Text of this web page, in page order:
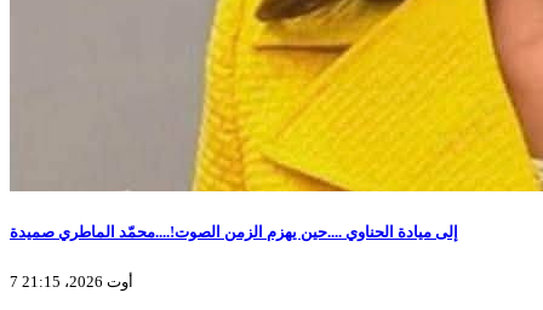
إلى ميادة الحناوي ....حين يهزم الزمن الصوت!....محمّد الماطري صميدة
7 أوت 2026، 21:15